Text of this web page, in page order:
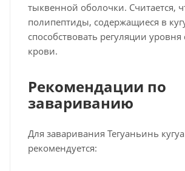
тыквенной оболочки. Считается,
полипептиды, содержащиеся в
способствовать регуляции уровня
крови.
Рекомендации по
завариванию
Для заваривания Тегуаньинь кугуа
рекомендуется: